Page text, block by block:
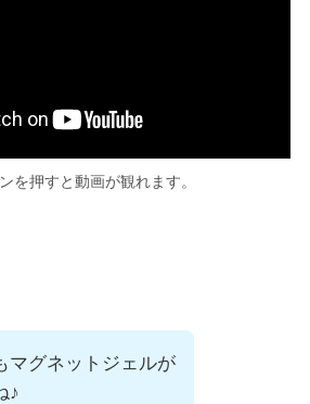
を押すと動画が観れます。
マグネットジェルが
♪